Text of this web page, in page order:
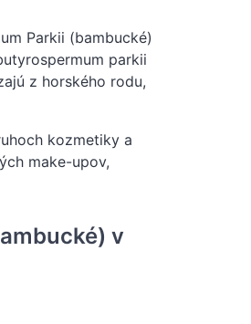
Parkii (bambucké)
parkii
z horského rodu,
kozmetiky a
make-upov,
v